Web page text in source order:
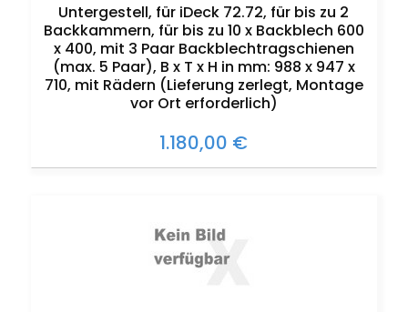
Untergestell, für iDeck 72.72, für bis zu 2
Backkammern, für bis zu 10 x Backblech 600
x 400, mit 3 Paar Backblechtragschienen
(max. 5 Paar), B x T x H in mm: 988 x 947 x
710, mit Rädern (Lieferung zerlegt, Montage
vor Ort erforderlich)
1.180,00 €